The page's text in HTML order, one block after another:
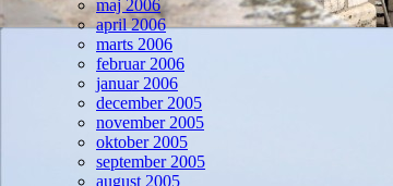
maj 2006
april 2006
marts 2006
februar 2006
januar 2006
december 2005
november 2005
oktober 2005
september 2005
august 2005